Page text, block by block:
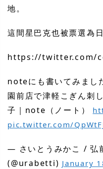
地。
這間星巴克也被票選為
https://twitter.com/
noteにも書いてみまし
園前店で津軽こぎん刺
子｜note（ノート）
pic.twitter.com/
— さいとうみかこ / 弘
(@urabetti) January